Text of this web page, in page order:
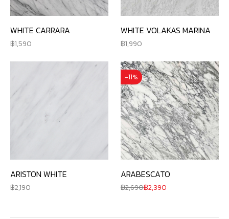
WHITE CARRARA
1,590
WHITE VOLAKAS MARINA
1,990
ARISTON WHITE
2,190
-11%
ARABESCATO
2,690 2,390